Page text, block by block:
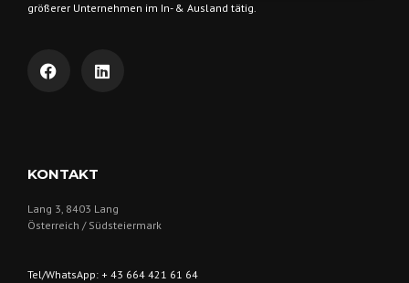
größerer Unternehmen im In- & Ausland tätig.
KONTAKT
Lang 3, 8403 Lang
Österreich / Südsteiermark
Tel/WhatsApp: + 43 664 421 61 64